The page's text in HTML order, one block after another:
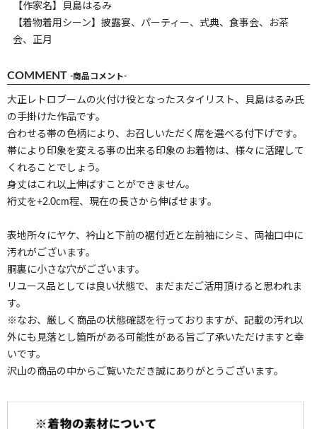
【作家名】貝島はるみ
【着物着用シーン】披露宴、パーティー、式典、食事会、お茶
会、正月
COMMENT -商品コメント-
大正レトロブームの火付け役となったスタイリスト、貝島はるみ氏
の手掛けた作品です。
合わせる帯の色柄により、お召しいただく席を選べる付下げです。
帯により印象を変える事の出来る印象のお着物は、様々に活躍して
くれることでしょう。
身丈はこれ以上伸ばすことができません。
裄丈を+2.0cm程、現在の長さから伸ばせます。
表地所々にヤケ、衿山と下前の裾付近と左前袖にシミ、両袖口中に
汚れがございます。
胴裏に小さな穴がございます。
リユース品としては良い状態で、まだまだご活用頂けると思われま
す。
※なお、厳しく商品の状態確認を行っておりますが、記載の汚れ以
外にも見落とし箇所がある可能性がある旨ご了承いただけますと幸
いです。
沢山の商品の中からご覧いただき誠にありがとうございます。